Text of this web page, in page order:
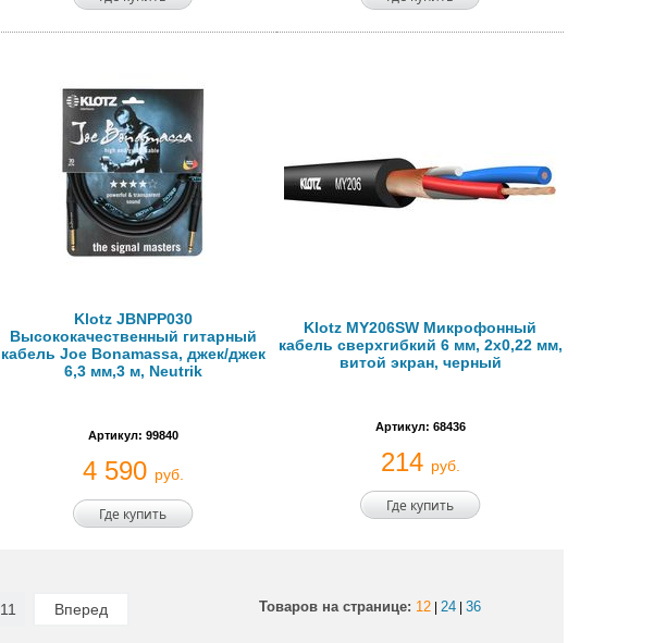
Klotz JBNPP030
Высококачественный гитарный
кабель Joe Bonamassa, джек/джек
6,3 мм,3 м, Neutrik
Артикул: 99840
4 590 руб.
Где купить
Klotz MY206SW Микрофонный
кабель сверхгибкий 6 мм, 2x0,22 мм,
витой экран, черный
Артикул: 68436
214 руб.
Где купить
11 Вперед Товаров на странице: 12| 24| 36